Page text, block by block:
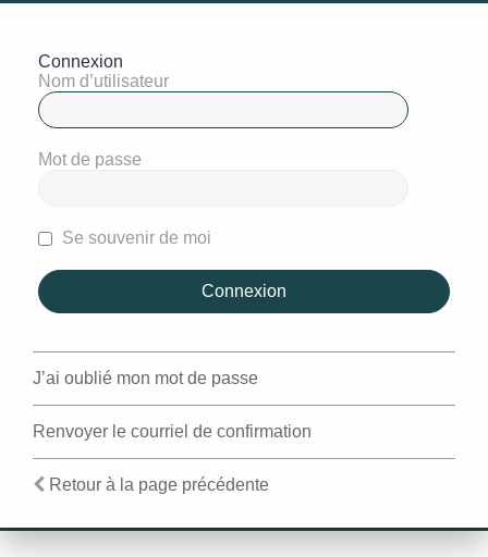
Connexion
Nom d’utilisateur
Mot de passe
Se souvenir de moi
J’ai oublié mon mot de passe
Renvoyer le courriel de confirmation
Retour à la page précédente